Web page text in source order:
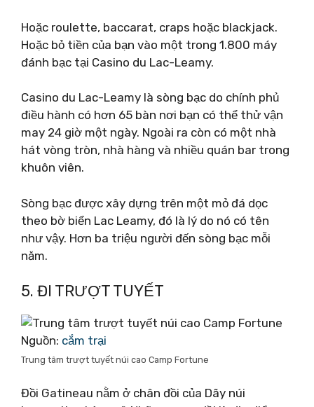
Hoặc roulette, baccarat, craps hoặc blackjack.
Hoặc bỏ tiền của bạn vào một trong 1.800 máy
đánh bạc tại Casino du Lac-Leamy.
Casino du Lac-Leamy là sòng bạc do chính phủ
điều hành có hơn 65 bàn nơi bạn có thể thử vận ​​​​
may 24 giờ một ngày. Ngoài ra còn có một nhà
hát vòng tròn, nhà hàng và nhiều quán bar trong
khuôn viên.
Sòng bạc được xây dựng trên một mỏ đá dọc
theo bờ biển Lac Leamy, đó là lý do nó có tên
như vậy. Hơn ba triệu người đến sòng bạc mỗi
năm.
5. ĐI TRƯỢT TUYẾT
Nguồn: cắm trại
Trung tâm trượt tuyết núi cao Camp Fortune
Đồi Gatineau nằm ở chân đồi của Dãy núi